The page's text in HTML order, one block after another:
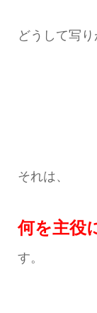
どうして写
それは、
何を主役
す。